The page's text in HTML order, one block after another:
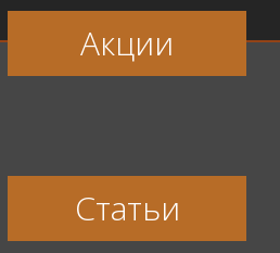
Акции
Статьи